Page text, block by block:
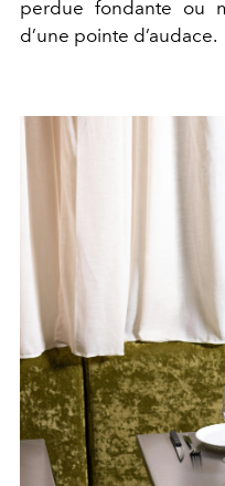
perdue fondante ou
d’une pointe d’audace.